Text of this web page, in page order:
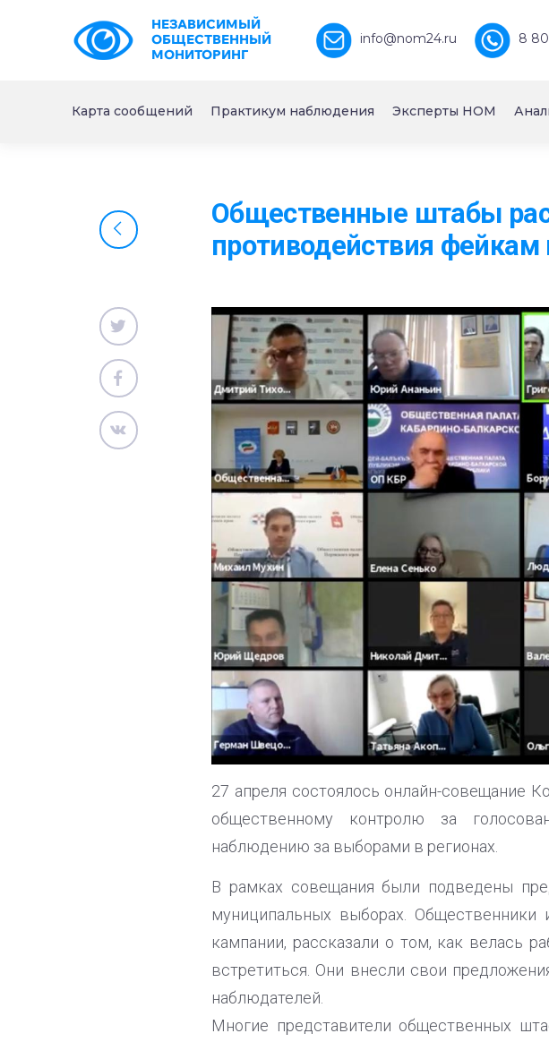
НЕЗАВИСИМЫЙ
ОБЩЕСТВЕННЫЙ
МОНИТОРИНГ
info@nom24.ru 8
Карта сообщений Практикум наблюдения Эксперты НОМ
Общественные штабы
противодействия
27 апреля состоялось онлайн-совещание
общественному контролю за
наблюдению за выборами в регионах.
В рамках совещания были подведены
муниципальных выборах.
кампании, рассказали о том, как велась
встретиться. Они внесли свои
наблюдателей.
Многие представители общественных